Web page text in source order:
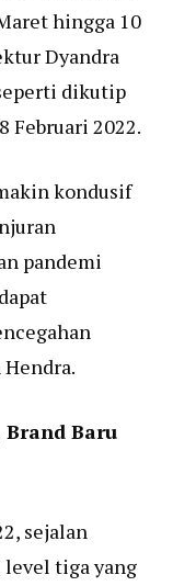
hingga 10
Dyandra
dikutip
Februari 2022.
kondusif
pandemi
Brand Baru
sejalan
level tiga yang